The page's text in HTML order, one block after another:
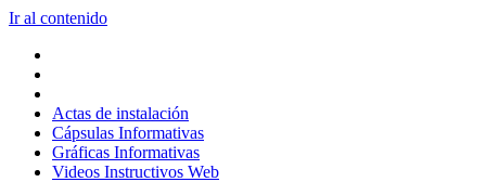
Ir al contenido
Actas de instalación
Cápsulas Informativas
Gráficas Informativas
Videos Instructivos Web